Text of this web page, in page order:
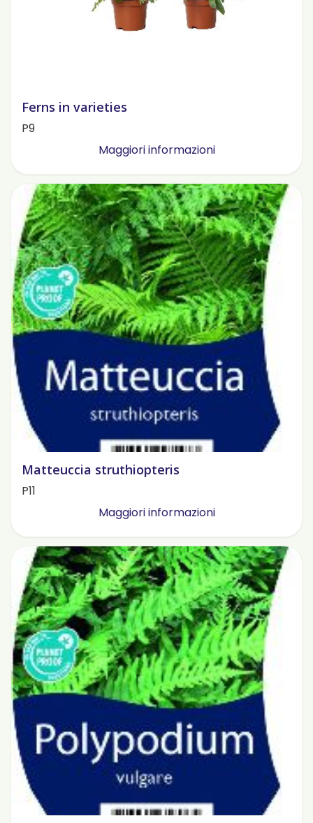
Ferns in varieties
P9
Maggiori informazioni
Matteuccia struthiopteris
P11
Maggiori informazioni